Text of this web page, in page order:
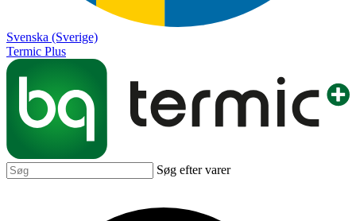
Svenska (Sverige)
Termic Plus
Søg efter varer